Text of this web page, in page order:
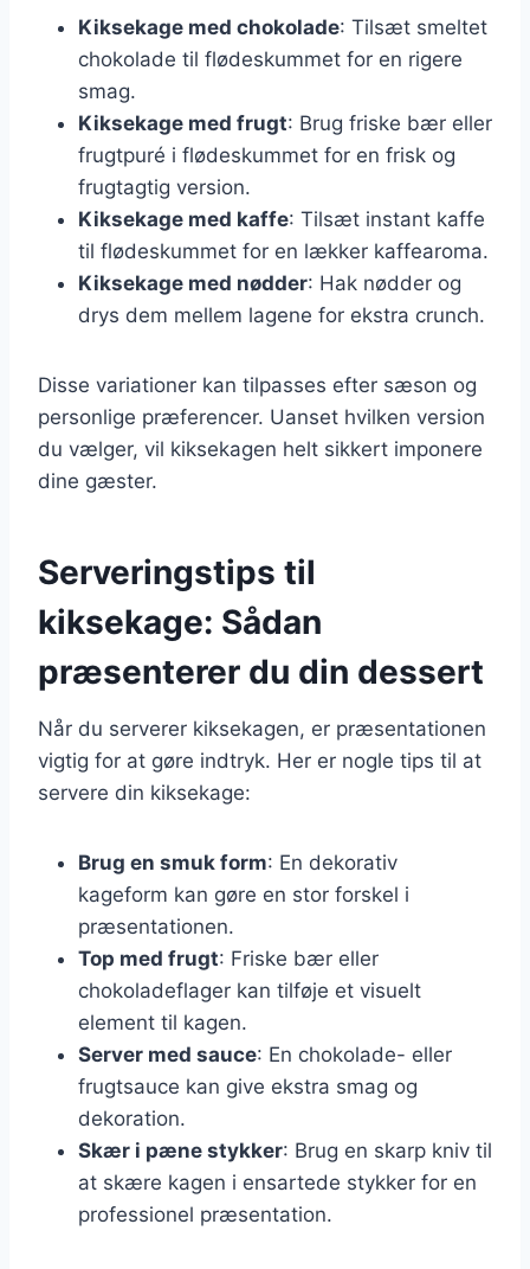
Kiksekage med chokolade: Tilsæt smeltet
chokolade til flødeskummet for en rigere
smag.
Kiksekage med frugt: Brug friske bær eller
frugtpuré i flødeskummet for en frisk og
frugtagtig version.
Kiksekage med kaffe: Tilsæt instant kaffe
til flødeskummet for en lækker kaffearoma.
Kiksekage med nødder: Hak nødder og
drys dem mellem lagene for ekstra crunch.
Disse variationer kan tilpasses efter sæson og
personlige præferencer. Uanset hvilken version
du vælger, vil kiksekagen helt sikkert imponere
dine gæster.
Serveringstips til
kiksekage: Sådan
præsenterer du din dessert
Når du serverer kiksekagen, er præsentationen
vigtig for at gøre indtryk. Her er nogle tips til at
servere din kiksekage:
Brug en smuk form: En dekorativ
kageform kan gøre en stor forskel i
præsentationen.
Top med frugt: Friske bær eller
chokoladeflager kan tilføje et visuelt
element til kagen.
Server med sauce: En chokolade- eller
frugtsauce kan give ekstra smag og
dekoration.
Skær i pæne stykker: Brug en skarp kniv til
at skære kagen i ensartede stykker for en
professionel præsentation.